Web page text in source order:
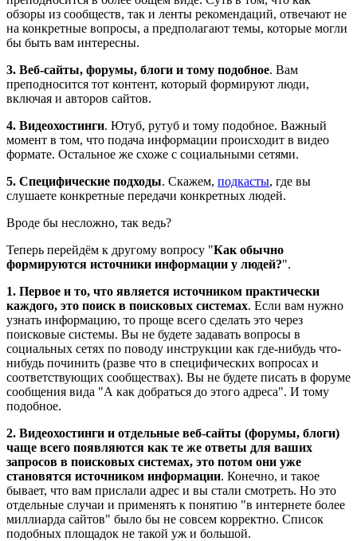
обзоры из сообществ, так и ленты рекомендаций, отвечают не
на конкретные вопросы, а предполагают темы, которые могли
бы быть вам интересны.
3. Веб-сайты, форумы, блоги и тому подобное. Вам
преподносится тот контент, который формируют люди,
включая и авторов сайтов.
4. Видеохостинги. Ютуб, рутуб и тому подобное. Важный
момент в том, что подача информации происходит в видео
формате. Остальное же схоже с социальными сетями.
5. Специфические подходы. Скажем, подкасты, где вы
слушаете конкретные передачи конкретных людей.
Вроде бы несложно, так ведь?
Теперь перейдём к другому вопросу "Как обычно
формируются источники информации у людей?".
1. Первое и то, что является источником практически
каждого, это поиск в поисковых системах. Если вам нужно
узнать информацию, то проще всего сделать это через
поисковые системы. Вы не будете задавать вопросы в
социальных сетях по поводу инструкции как где-нибудь что-
нибудь починить (разве что в специфических вопросах и
соответствующих сообществах). Вы не будете писать в форуме
сообщения вида "А как добраться до этого адреса". И тому
подобное.
2. Видеохостинги и отдельные веб-сайты (форумы, блоги)
чаще всего появляются как те же ответы для ваших
запросов в поисковых системах, это потом они уже
становятся источником информации. Конечно, и такое
бывает, что вам прислали адрес и вы стали смотреть. Но это
отдельные случаи и применять к понятию "в интернете более
миллиарда сайтов" было бы не совсем корректно. Список
подобных площадок не такой уж и большой.